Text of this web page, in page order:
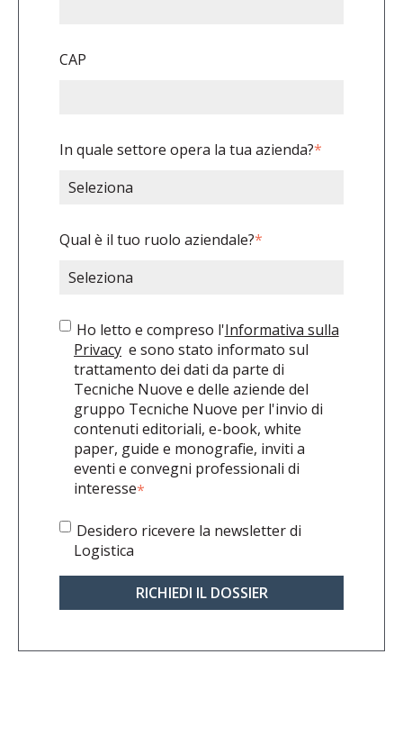
CAP
In quale settore opera la tua azienda?*
Qual è il tuo ruolo aziendale?*
Ho letto e compreso l'Informativa sulla
Privacy e sono stato informato sul
trattamento dei dati da parte di
Tecniche Nuove e delle aziende del
gruppo Tecniche Nuove per l'invio di
contenuti editoriali, e-book, white
paper, guide e monografie, inviti a
eventi e convegni professionali di
interesse*
Desidero ricevere la newsletter di
Logistica